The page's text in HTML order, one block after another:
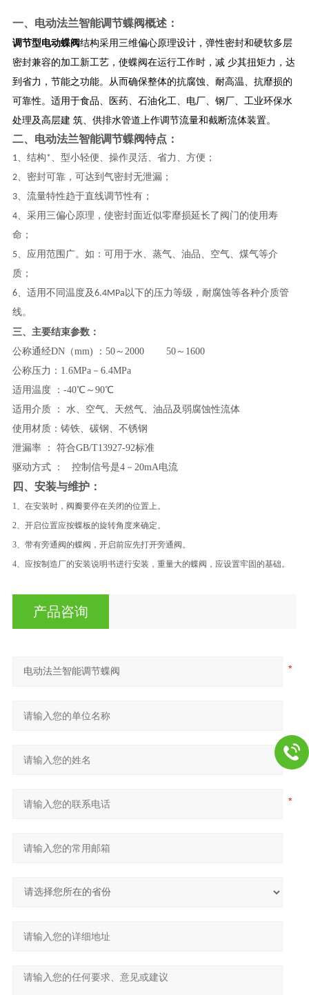
一、 电动法兰智能调节蝶阀概述：
调节型电动蝶阀结构采用三维偏心原理设计，弹性密封和硬软多层
密封兼容的加工新工艺，使蝶阀在运行工作时，减 少其扭矩力，达
到省力，节能之功能。从而确保整体的抗腐蚀、耐高温、抗靡损的
可靠性。适用于食品、医药、石油化工、电厂、钢厂、工业环保水
处理及高层建 筑、供排水管道上作调节流量和截断流体装置。
二、 电动法兰智能调节蝶阀特点：
1、结构*、型小轻便、操作灵活、省力、方便；
2、密封可靠，可达到气密封无泄漏；
3、流量特性趋于直线调节性有；
4、采用三偏心原理，使密封面近似零靡损延长了阀门的使用寿
命；
5、应用范围广。如：可用于水、蒸气、油品、空气、煤气等介
质；
6、适用不同温度及6.4MPa以下的压力等级，耐腐蚀等各种介质管
线。
三、主要结束参数：
公称通经DN（mm) ：50～2000 50～1600
公称压力：1.6MPa－6.4MPa
适用温度 ：-40℃～90℃
适用介质 ： 水、空气、天然气、油品及弱腐蚀性流体
使用材质：铸铁、碳钢、不锈钢
泄漏率 ： 符合GB/T13927-92标准
驱动方式 ： 控制信号是4－20mA电流
四、安装与维护：
1、在安装时，阀瓣要停在关闭的位置上。
2、开启位置应按蝶板的旋转角度来确定。
3、带有旁通阀的蝶阀，开启前应先打开旁通阀。
4、应按制造厂的安装说明书进行安装，重量大的蝶阀，应设置牢固的基础。
产品咨询